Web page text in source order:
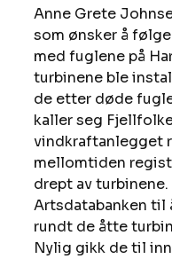
Anne Grete
som ønsker å
med fuglene på
turbinene ble
de etter døde
kaller seg
vindkraftanlegget
mellomtiden
drept av
Artsdatabanken til
rundt de åtte
Nylig gikk de til